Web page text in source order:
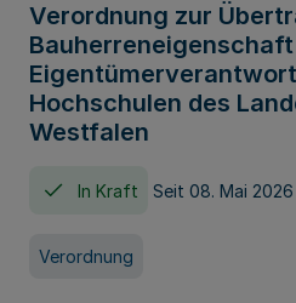
Verordnung zur
Hochschulen des
Westfalen
In Kraft Seit 08. Mai 2026
Verordnung